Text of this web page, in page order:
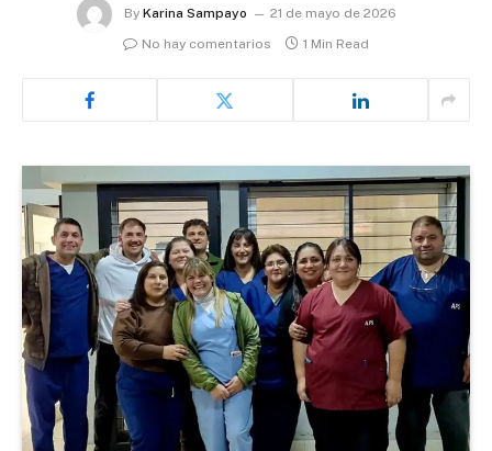
By Karina Sampayo
21 de mayo de 2026
No hay comentarios
1 Min Read